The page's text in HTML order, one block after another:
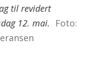
til revidert
12. mai.
Foto: